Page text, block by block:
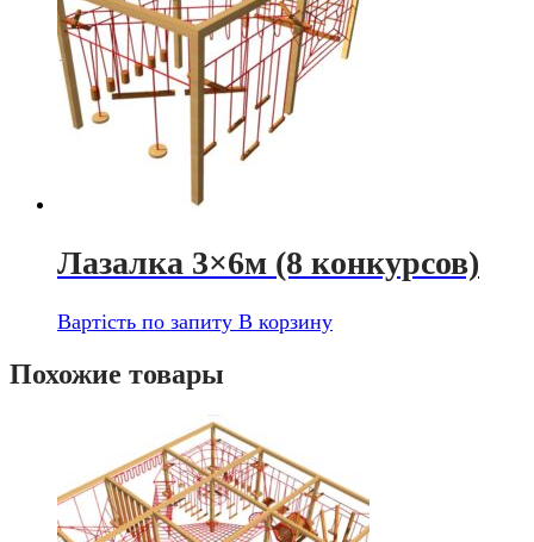
Лазалка 3×6м (8 конкурсов)
Вартість по запиту В корзину
Похожие товары